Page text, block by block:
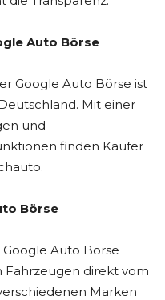
Auto Börse
Google Auto Börse ist
Mit einer
und
finden Käufer
Börse
Auto Börse
direkt vom
Marken